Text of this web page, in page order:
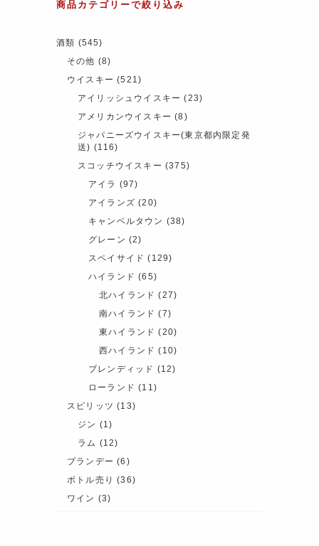
商品カテゴリーで絞り込み
酒類 (545)
その他 (8)
ウイスキー (521)
アイリッシュウイスキー (23)
アメリカンウイスキー (8)
ジャパニーズウイスキー(東京都内限定発
送) (116)
スコッチウイスキー (375)
アイラ (97)
アイランズ (20)
キャンベルタウン (38)
グレーン (2)
スペイサイド (129)
ハイランド (65)
北ハイランド (27)
南ハイランド (7)
東ハイランド (20)
西ハイランド (10)
ブレンディッド (12)
ローランド (11)
スピリッツ (13)
ジン (1)
ラム (12)
ブランデー (6)
ボトル売り (36)
ワイン (3)